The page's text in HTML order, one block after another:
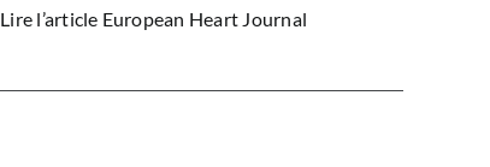
Lire l’article European Heart Journal